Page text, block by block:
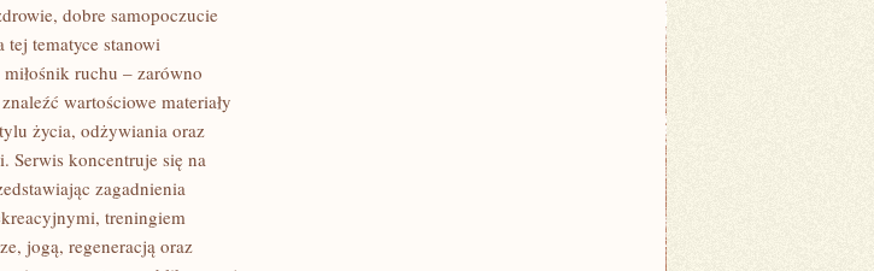
dobre samopoczucie
tej tematyce stanowi
ruchu – zarówno
wartościowe materiały
życia, odżywiania oraz
Serwis koncentruje się na
zagadnienia
treningiem
jogą, regeneracją oraz